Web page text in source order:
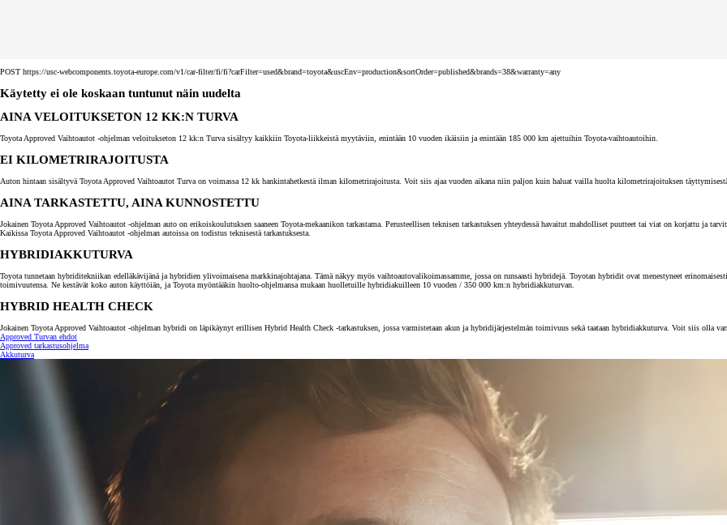
Alkaen
POST https://usc-webcomponents.toyota-europe.com/v1/car-filter/fi/fi?carFilter=used&brand=toyota&uscEnv=production&sortOrder=published&brands=38&warranty=any
Käytetty ei ole koskaan tuntunut näin uudelta
AINA VELOITUKSETON 12 KK:N TURVA
Toyota Approved Vaihtoautot -ohjelman veloitukseton 12 kk:n Turva sisältyy kaikkiin Toyota-liikkeistä myytäviin, enintään 10 vuoden ikäisiin ja enintään 185 000 km ajettuihin Toyota-vaihtoautoihin.
EI KILOMETRIRAJOITUSTA
Auton hintaan sisältyvä Toyota Approved Vaihtoautot Turva on voimassa 12 kk hankintahetkestä ilman kilometrirajoitusta. Voit siis ajaa vuoden aikana niin paljon kuin haluat vailla huolta kilometrirajoituksen
AINA TARKASTETTU, AINA KUNNOSTETTU
Jokainen Toyota Approved Vaihtoautot -ohjelman auto on erikoiskoulutuksen saaneen Toyota-mekaanikon tarkastama. Perusteellisen teknisen tarkastuksen yhteydessä havaitut mahdolliset puutteet tai viat on korjattu ja
Kaikissa Toyota Approved Vaihtoautot -ohjelman autoissa on todistus teknisestä tarkastuksesta.
HYBRIDIAKKUTURVA
Toyota tunnetaan hybriditekniikan edelläkävijänä ja hybridien ylivoimaisena markkinajohtajana. Tämä näkyy myös vaihtoautovalikoimassamme, jossa on runsaasti hybridejä. Toyotan hybridit ovat menestyneet
toimivuutensa. Ne kestävät koko auton käyttöiän, ja Toyota myöntääkin huolto-ohjelmansa mukaan huolletuille hybridiakuilleen 10 vuoden / 350 000 km:n hybridiakkuturvan.
HYBRID HEALTH CHECK
Jokainen Toyota Approved Vaihtoautot -ohjelman hybridi on läpikäynyt erillisen Hybrid Health Check -tarkastuksen, jossa varmistetaan akun ja hybridijärjestelmän toimivuus sekä taataan hybridiakkuturva. Voit siis olla
Approved Turvan ehdot
Approved tarkastusohjelma
Akkuturva